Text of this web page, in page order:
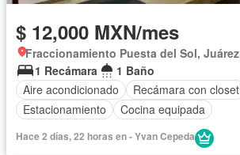
$ 12,000 MXN/mes
Fraccionamiento Puesta del Sol, Juárez
1 Recámara
1 Baño
Aire acondicionado
Recámara con closet
Estacionamiento
Cocina equipada
Hace 2 días, 22 horas en - Yvan Cepeda